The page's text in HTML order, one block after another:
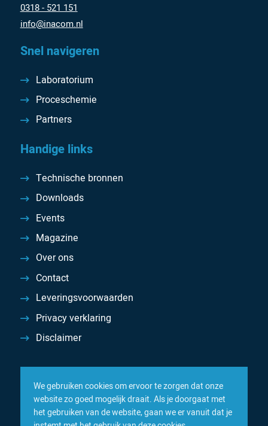
0318 - 521 151
info@inacom.nl
Snel navigeren
Laboratorium
Proceschemie
Partners
Handige links
Technische bronnen
Downloads
Events
Magazine
Over ons
Contact
Leveringsvoorwaarden
Privacy verklaring
Disclaimer
We gebruiken cookies om ervoor te zorgen dat onze
website zo goed mogelijk draait. Als je doorgaat met
het gebruiken van de website, gaan we er vanuit dat je